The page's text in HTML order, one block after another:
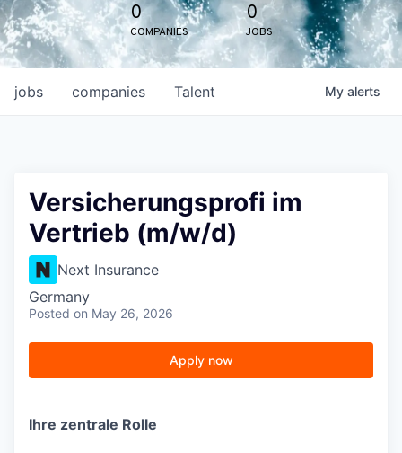
0
COMPANIES
0
JOBS
jobs companies Talent My alerts
Versicherungsprofi im
Vertrieb (m/w/d)
Next Insurance
Germany
Posted on May 26, 2026
Apply now
Ihre zentrale Rolle